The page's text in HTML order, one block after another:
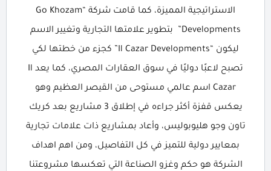
الاستراتيجية المميزة، كما قامت شركة “Go Khozam
Developments” بتطوير علامتها التجارية وتغيير الاسم
ليكون “Il Cazar Developments” كجزء من خطتها لكي
تصبح لاعبًا دوليًا في سوق العقارات المصري، كما يعد Il
Cazar اسم عالمي مستوحى من القيصر العظيم وهو
يعكس قفزة أكثر جراءه في إطلاق 3 مشاريع بعد كريك
تاون وجو هليوبوليس، وأعاد بمشاريع ذات علامات تجارية
بمعايير دولية للتميز في كل التفاصيل، ومن اهم اهداف
الشركة هو حكم وغزو الصناعة التي تعكسها مشروعتنا